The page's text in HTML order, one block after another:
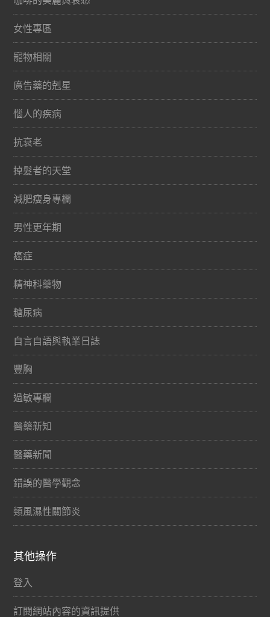
女性專區
寵物相關
廣告藥的剋星
惱人的疾病
抗衰老
掉髮者的天堂
減肥瘦身專欄
男性更年期
癌症
精神科藥物
糖尿病
自言自語與執業日誌
豐胸
過敏專欄
醫藥新知
醫藥新聞
錯誤的醫學觀念
類風濕性關節炎
其他操作
登入
訂閱網站內容的資訊提供